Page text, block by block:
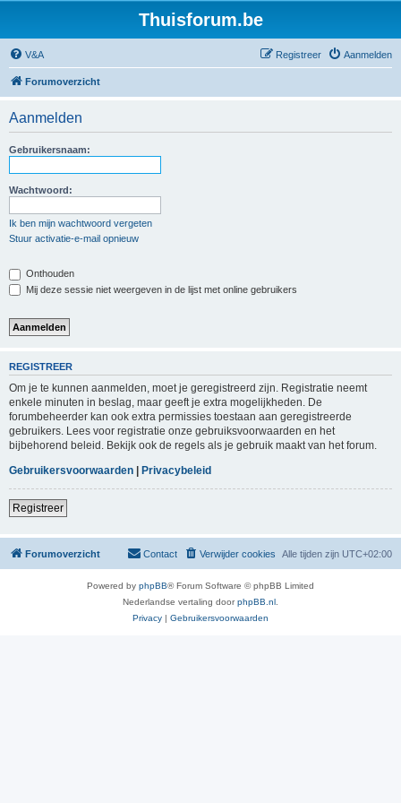
Thuisforum.be
V&A Aanmelden
Registreer
Forumoverzicht
Aanmelden
Gebruikersnaam:
Wachtwoord:
Ik ben mijn wachtwoord vergeten
Stuur activatie-e-mail opnieuw
Onthouden
Mij deze sessie niet weergeven in de lijst met online gebruikers
REGISTREER
Om je te kunnen aanmelden, moet je geregistreerd zijn. Registratie neemt
enkele minuten in beslag, maar geeft je extra mogelijkheden. De
forumbeheerder kan ook extra permissies toestaan aan geregistreerde
gebruikers. Lees voor registratie onze gebruiksvoorwaarden en het
bijbehorend beleid. Bekijk ook de regels als je gebruik maakt van het forum.
Gebruikersvoorwaarden | Privacybeleid
Registreer
Forumoverzicht Alle tijden zijn UTC+02:00
Verwijder cookies
Contact
Powered by phpBB® Forum Software © phpBB Limited
Nederlandse vertaling doorphpBB.nl
Privacy | Gebruikersvoorwaarden